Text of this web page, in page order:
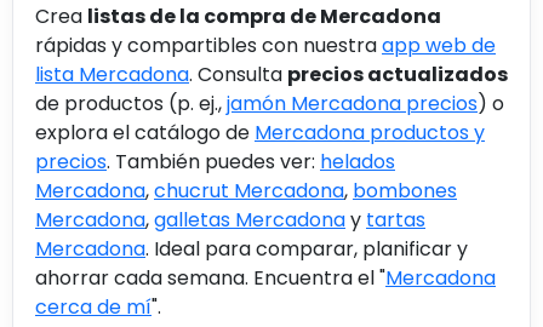
Crea listas de la compra de Mercadona
rápidas y compartibles con nuestraapp web de
lista Mercadona. Consulta precios actualizados
de productos (p. ej.,jamón Mercadona precios) o
explora el catálogo de Mercadona productos y
precios. También puedes ver: helados
Mercadona,chucrut Mercadona, bombones
Mercadona,galletas Mercadonay tartas
Mercadona. Ideal para comparar, planificar y
ahorrar cada semana. Encuentra el "Mercadona
cerca de mí".